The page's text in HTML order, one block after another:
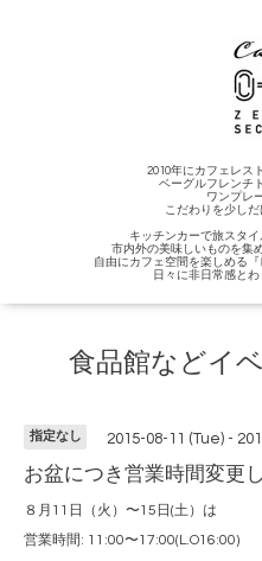
2010年にカフェレス
ベーグルフレンチ
ワンプレ
こだわりを少しだ
キッチンカーで旅スタ
市内外の美味しいものを集
自由にカフェ空間を楽しめる
日々に非日常感とわ
食品館などイ
指定なし 2015-08-11 (Tue) -
お盆につき営業時間変更
８月11日（火）〜15日(土）は
営業時間: 11:00〜17:00(L.O16:00)